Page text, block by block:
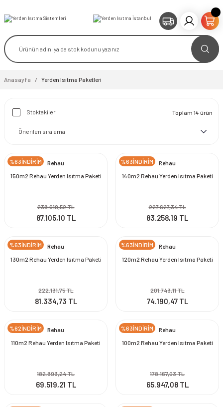
Anasayfa Yerden Isıtma Paketleri
Stoktakiler Toplam 14 ürün
%63İNDİRİM
Rehau
150m2 Rehau Yerden Isıtma Paketi
238.618,52 TL
87.105,10 TL
%63İNDİRİM
Rehau
140m2 Rehau Yerden Isıtma Paketi
227.627,34 TL
83.258,19 TL
%63İNDİRİM
Rehau
130m2 Rehau Yerden Isıtma Paketi
222.131,75 TL
81.334,73 TL
%63İNDİRİM
Rehau
120m2 Rehau Yerden Isıtma Paketi
201.743,11 TL
74.190,47 TL
%62İNDİRİM
Rehau
110m2 Rehau Yerden Isıtma Paketi
182.893,24 TL
69.519,21 TL
%63İNDİRİM
Rehau
100m2 Rehau Yerden Isıtma Paketi
178.167,03 TL
65.947,08 TL